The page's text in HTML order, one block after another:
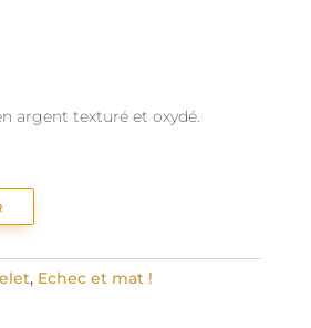
argent texturé et oxydé.
, Echec et mat !